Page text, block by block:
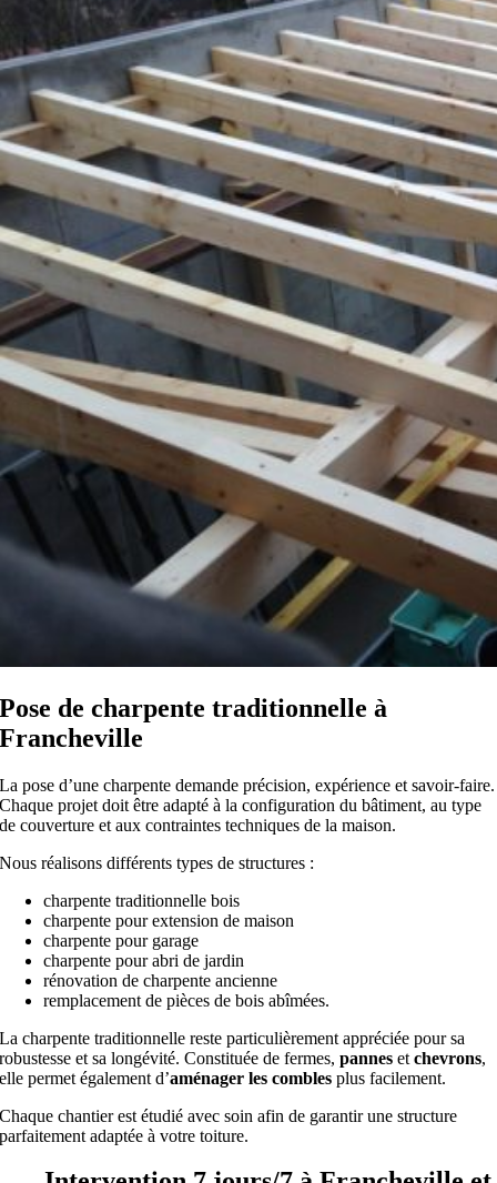
Pose de charpente traditionnelle à
Francheville
La pose d’une charpente demande précision, expérience et savoir-faire.
Chaque projet doit être adapté à la configuration du bâtiment, au type
de couverture et aux contraintes techniques de la maison.
Nous réalisons différents types de structures :
charpente traditionnelle bois
charpente pour extension de maison
charpente pour garage
charpente pour abri de jardin
rénovation de charpente ancienne
remplacement de pièces de bois abîmées.
La charpente traditionnelle reste particulièrement appréciée pour sa
robustesse et sa longévité. Constituée de fermes,pannes etchevrons,
elle permet également d’aménager les combles plus facilement.
Chaque chantier est étudié avec soin afin de garantir une structure
parfaitement adaptée à votre toiture.